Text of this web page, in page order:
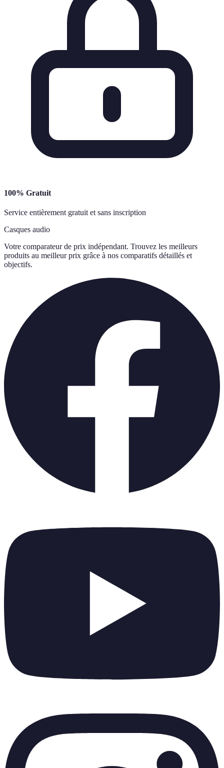
100% Gratuit
Service entièrement gratuit et sans inscription
Casques audio
Votre comparateur de prix indépendant. Trouvez les meilleurs
produits au meilleur prix grâce à nos comparatifs détaillés et
objectifs.